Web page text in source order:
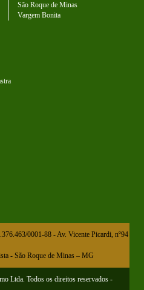
São Roque de Minas
Vargem Bonita
0001-88 - Av. Vicente Picardi, nº94
- São Roque de Minas – MG
Ltda. Todos os direitos reservados -